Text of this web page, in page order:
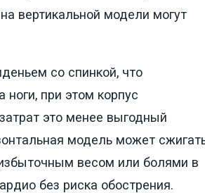
вертикальной модели могут
со спинкой, что
ноги, при этом корпус
это менее выгодный
модель может
весом или болями в
без риска обострения.